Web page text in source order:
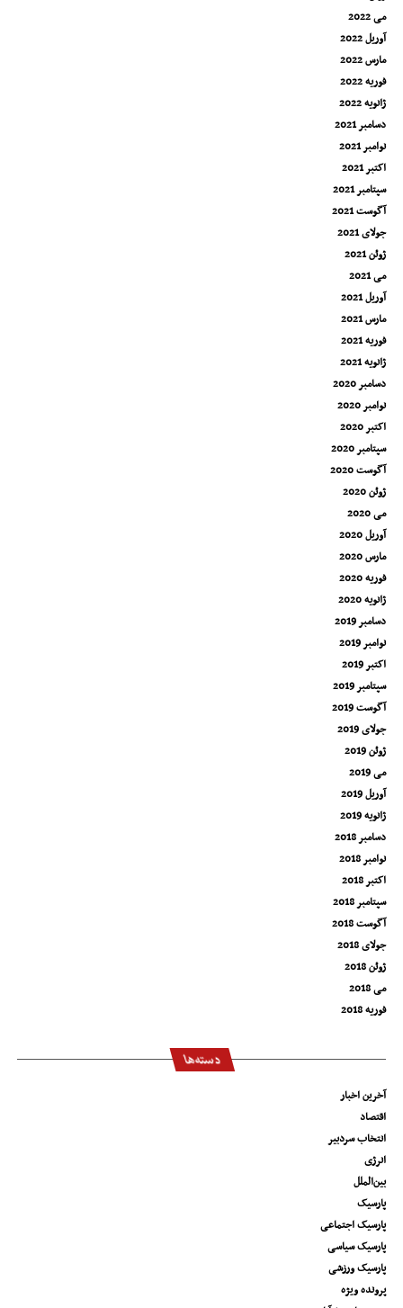
می 2022
آوریل 2022
مارس 2022
فوریه 2022
ژانویه 2022
دسامبر 2021
نوامبر 2021
اکتبر 2021
سپتامبر 2021
آگوست 2021
جولای 2021
ژوئن 2021
می 2021
آوریل 2021
مارس 2021
فوریه 2021
ژانویه 2021
دسامبر 2020
نوامبر 2020
اکتبر 2020
سپتامبر 2020
آگوست 2020
ژوئن 2020
می 2020
آوریل 2020
مارس 2020
فوریه 2020
ژانویه 2020
دسامبر 2019
نوامبر 2019
اکتبر 2019
سپتامبر 2019
آگوست 2019
جولای 2019
ژوئن 2019
می 2019
آوریل 2019
ژانویه 2019
دسامبر 2018
نوامبر 2018
اکتبر 2018
سپتامبر 2018
آگوست 2018
جولای 2018
ژوئن 2018
می 2018
فوریه 2018
دسته‌ها
آخرین اخبار
اقتصاد
انتخاب سردبیر
انرژی
بین‌الملل
پارسیک
پارسیک اجتماعی
پارسیک سیاسی
پارسیک ورزشی
پرونده ویژه